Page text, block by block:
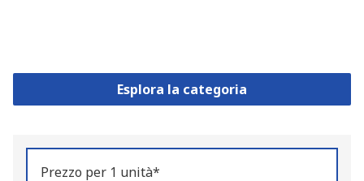
Esplora la categoria
Prezzo per 1 unità*